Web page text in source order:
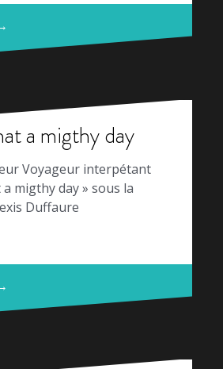
a migthy day
Voyageur interpétant
a migthy day » sous la
Duffaure